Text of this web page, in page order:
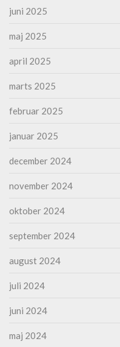
juni 2025
maj 2025
april 2025
marts 2025
februar 2025
januar 2025
december 2024
november 2024
oktober 2024
september 2024
august 2024
juli 2024
juni 2024
maj 2024